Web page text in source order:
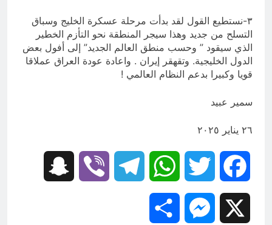
٣-نستطيع القول لقد بدأت مرحلة عسكرة الخليج وسباق
التسلح من جديد وهذا سيجر المنطقة نحو التأزم الخطير
الذي سيقود ” وحسب منطق العالم الجديد” إلى أفول بعض
الدول الخليجية. وتقهقر إيران . واعادة عودة العراق عملاقا
قويا وكبيرا بدعم النظام العالمي !
سمير عبيد
٢٦ يناير ٢٠٢٥
Facebook
Twitter
WhatsApp
Telegram
Viber
Messenger